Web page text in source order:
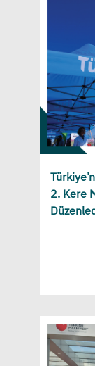
2. Kere